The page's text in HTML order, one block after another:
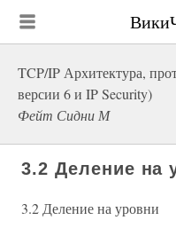
TCP/IP Архитектура,
версии 6 и IP Security)
Фейт Сидни М
3.2 Деление на
3.2 Деление на уровни